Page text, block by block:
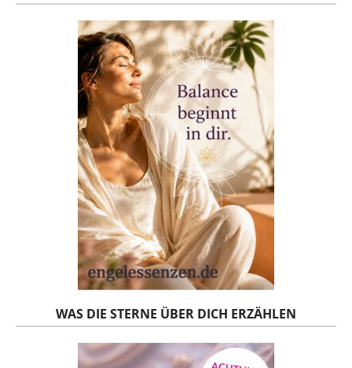
WAS DIE STERNE ÜBER DICH ERZÄHLEN